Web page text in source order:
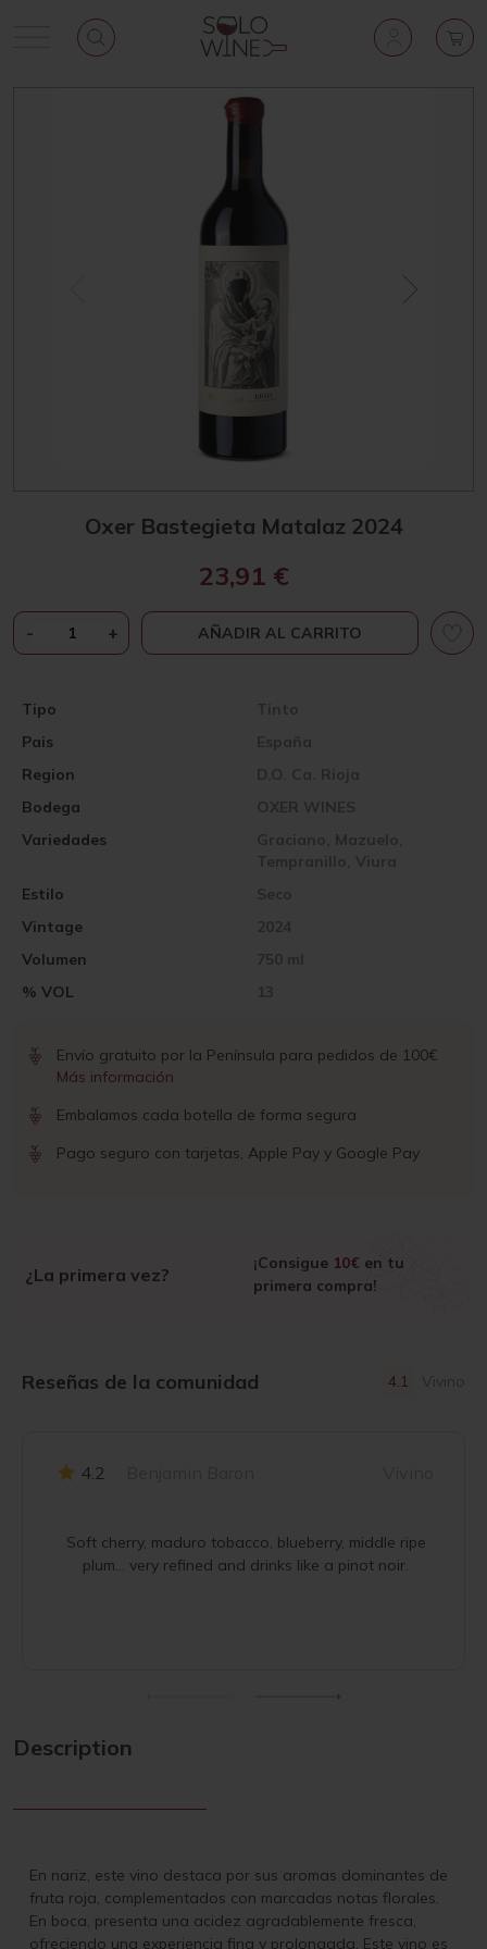
Oxer Bastegieta Matalaz 2024
Pais España
Vintage 2024
Region D.O. Ca. Rioja
Volumen 750 ml
Bodega OXER WINES
% VOL 13
Variedades
Graciano, Mazuelo,
Tempranillo, Viura
Tipo Tinto
Estilo Seco
23,91 €
-OXER
BASTEGIETA
2024
CANTIDAD
+ AÑADIR AL CARRITO
Envío gratuito por la Península para pedidos de 100€
Más información
Embalamos cada botella de forma segura
Pago seguro con tarjetas, Apple Pay y Google Pay
¿La primera vez?
¡Consigue 10€ en tu
primera compra!
Reseñas de la comunidad 4.1 Vivino
4.2
Soft cherry, maduro tobacco, blueberry, middle ripe
plum… very refined and drinks like a pinot noir.
Description
En nariz, este vino destaca por sus aromas dominantes de
fruta roja, complementados con marcadas notas florales.
En boca, presenta una acidez agradablemente fresca,
ofreciendo una experiencia fina y prolongada. Este vino es